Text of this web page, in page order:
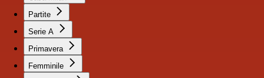
Partite
Serie A
Primavera
Femminile